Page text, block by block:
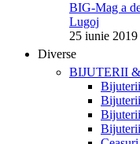
BIG-Mag a
Lugoj
25 iunie 2019
Diverse
BIJUTERII